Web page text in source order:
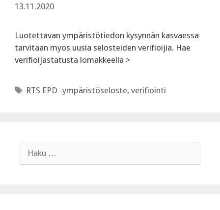
13.11.2020
Luotettavan ympäristötiedon kysynnän kasvaessa
tarvitaan myös uusia selosteiden verifioijia. Hae
verifioijastatusta lomakkeella >
Avainsanat
RTS EPD -ympäristöseloste,verifiointi